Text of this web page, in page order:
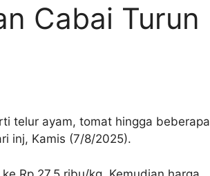
Cabai Turun
telur ayam, tomat hingga beberapa
inj, Kamis (7/8/2025).